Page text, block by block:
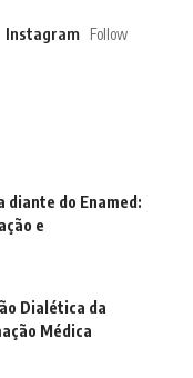
Instagram Follow
diante do Enamed:
e
Dialética da
Médica